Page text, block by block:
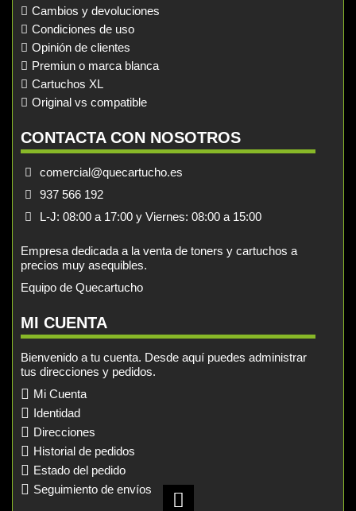
Cambios y devoluciones
Condiciones de uso
Opinión de clientes
Premiun o marca blanca
Cartuchos XL
Original vs compatible
CONTACTA CON NOSOTROS
comercial@quecartucho.es
937 566 192
L-J: 08:00 a 17:00 y Viernes: 08:00 a 15:00
Empresa dedicada a la venta de toners y cartuchos a
precios muy asequibles.
Equipo de Quecartucho
MI CUENTA
Bienvenido a tu cuenta. Desde aquí puedes administrar
tus direcciones y pedidos.
Mi Cuenta
Identidad
Direcciones
Historial de pedidos
Estado del pedido
Seguimiento de envíos